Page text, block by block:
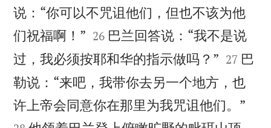
说：“你可以不咒诅他们，但也不该为他
们祝福啊！” 

26 巴兰回答说：“我不是说
过，我必须按耶和华的指示做吗？” 

27 巴
勒说：“来吧，我带你去另一个地方，也
许上帝会同意你在那里为我咒诅他们。”